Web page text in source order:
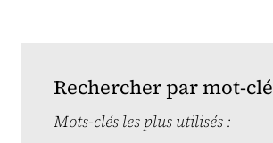
Rechercher par mot-clé
Mots-clés les plus utilisés :